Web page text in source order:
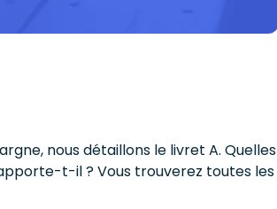
nous détaillons le livret A. Quelles
t-il ? Vous trouverez toutes les